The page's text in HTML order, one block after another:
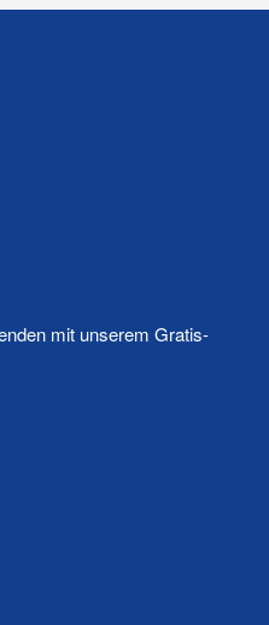
mit unserem Gratis-